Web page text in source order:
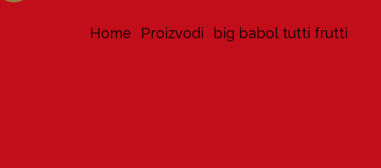
Home proizvodi big babol tutti frutti